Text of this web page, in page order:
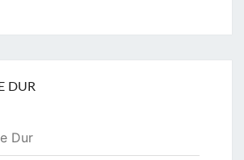
DUR
Dur